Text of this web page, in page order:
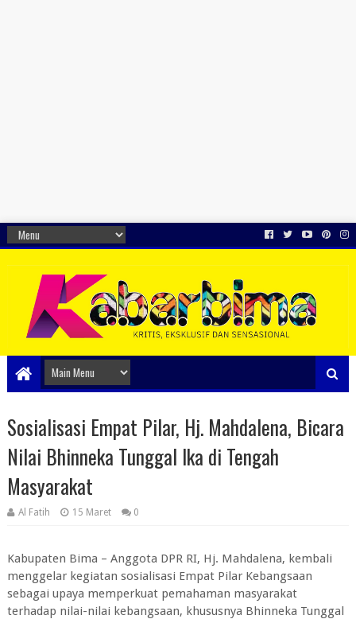
Sosialisasi Empat Pilar, Hj. Mahdalena, Bicara
Nilai Bhinneka Tunggal Ika di Tengah
Masyarakat
Al Fatih 15 Maret 0
Kabupaten Bima – Anggota DPR RI, Hj. Mahdalena, kembali
menggelar kegiatan sosialisasi Empat Pilar Kebangsaan
sebagai upaya memperkuat pemahaman masyarakat
terhadap nilai-nilai kebangsaan, khususnya Bhinneka Tunggal